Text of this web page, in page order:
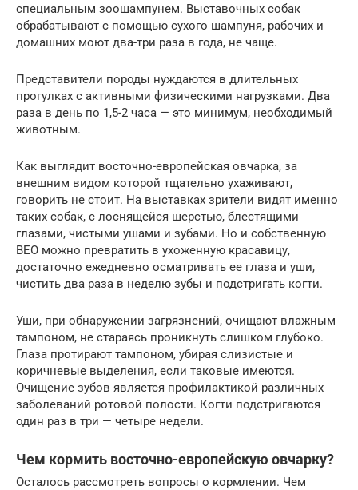
специальным зоошампунем. Выставочных собак
обрабатывают с помощью сухого шампуня, рабочих и
домашних моют два-три раза в года, не чаще.
Представители породы нуждаются в длительных
прогулках с активными физическими нагрузками. Два
раза в день по 1,5-2 часа — это минимум, необходимый
животным.
Как выглядит восточно-европейская овчарка, за
внешним видом которой тщательно ухаживают,
говорить не стоит. На выставках зрители видят именно
таких собак, с лоснящейся шерстью, блестящими
глазами, чистыми ушами и зубами. Но и собственную
ВЕО можно превратить в ухоженную красавицу,
достаточно ежедневно осматривать ее глаза и уши,
чистить два раза в неделю зубы и подстригать когти.
Уши, при обнаружении загрязнений, очищают влажным
тампоном, не стараясь проникнуть слишком глубоко.
Глаза протирают тампоном, убирая слизистые и
коричневые выделения, если таковые имеются.
Очищение зубов является профилактикой различных
заболеваний ротовой полости. Когти подстригаются
один раз в три — четыре недели.
Чем кормить восточно-европейскую овчарку?
Осталось рассмотреть вопросы о кормлении. Чем